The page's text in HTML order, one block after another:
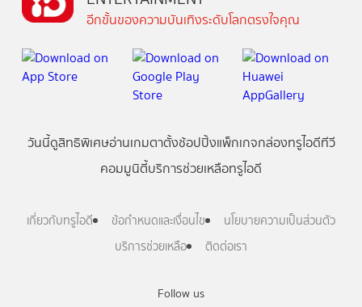
Follow us
อีกขั้นของความบันเทิงระดับโลกตรงใจคุณ
วันนี้ดูสิทธิพิเศษอ่านเกมตาตั้งช้อปปิ้งแพ็กเกจกล่องทรูไอดีทีวี
คอมมูนิตี้บริการช่วยเหลือทรูไอดี
เกี่ยวกับทรูไอดี ข้อกำหนดและเงื่อนไข
นโยบายความเป็นส่วนตัว
บริการช่วยเหลือ
ติดต่อเรา